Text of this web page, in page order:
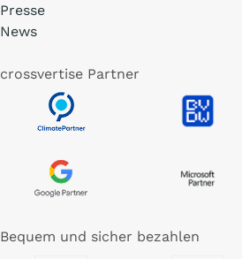
Presse
News
crossvertise Partner
Bequem und sicher bezahlen